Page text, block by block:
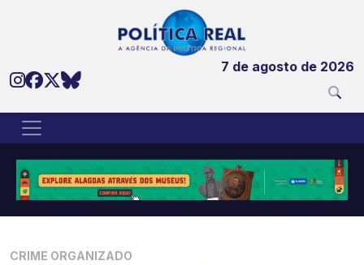
7 de agosto de 2026
CRIME ORGANIZADO